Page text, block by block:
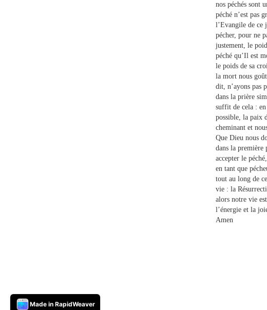
nos péchés sont
péché n’est pas
l’Evangile de ce
pécher, pour ne
justement, le
péché qu’Il est
le poids de sa
la mort nous
dit, n’ayons pas
dans la prière
suffit de cela :
possible, la paix
cheminant et
Que Dieu nous
dans la première
accepter le
en tant que
tout au long de
vie : la
alors notre vie
l’énergie et la
Amen
Made in RapidWeaver